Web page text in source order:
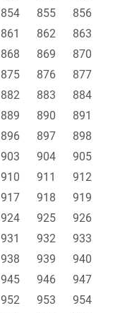
854 855
856
861 862
863
868 869
870
875 876
877
882 883
884
889 890
891
896 897
898
903 904
905
910 911
912
917 918
919
924 925
926
931 932
933
938 939
940
945 946
947
952 953
954